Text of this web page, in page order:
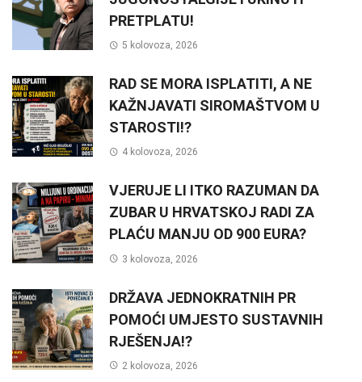
PRETPLATU!
5 kolovoza, 2026
RAD SE MORA ISPLATITI, A NE
KAŽNJAVATI SIROMAŠTVOM U
STAROSTI!?
4 kolovoza, 2026
VJERUJE LI ITKO RAZUMAN DA
ZUBAR U HRVATSKOJ RADI ZA
PLAĆU MANJU OD 900 EURA?
3 kolovoza, 2026
DRŽAVA JEDNOKRATNIH PR
POMOĆI UMJESTO SUSTAVNIH
RJEŠENJA!?
2 kolovoza, 2026